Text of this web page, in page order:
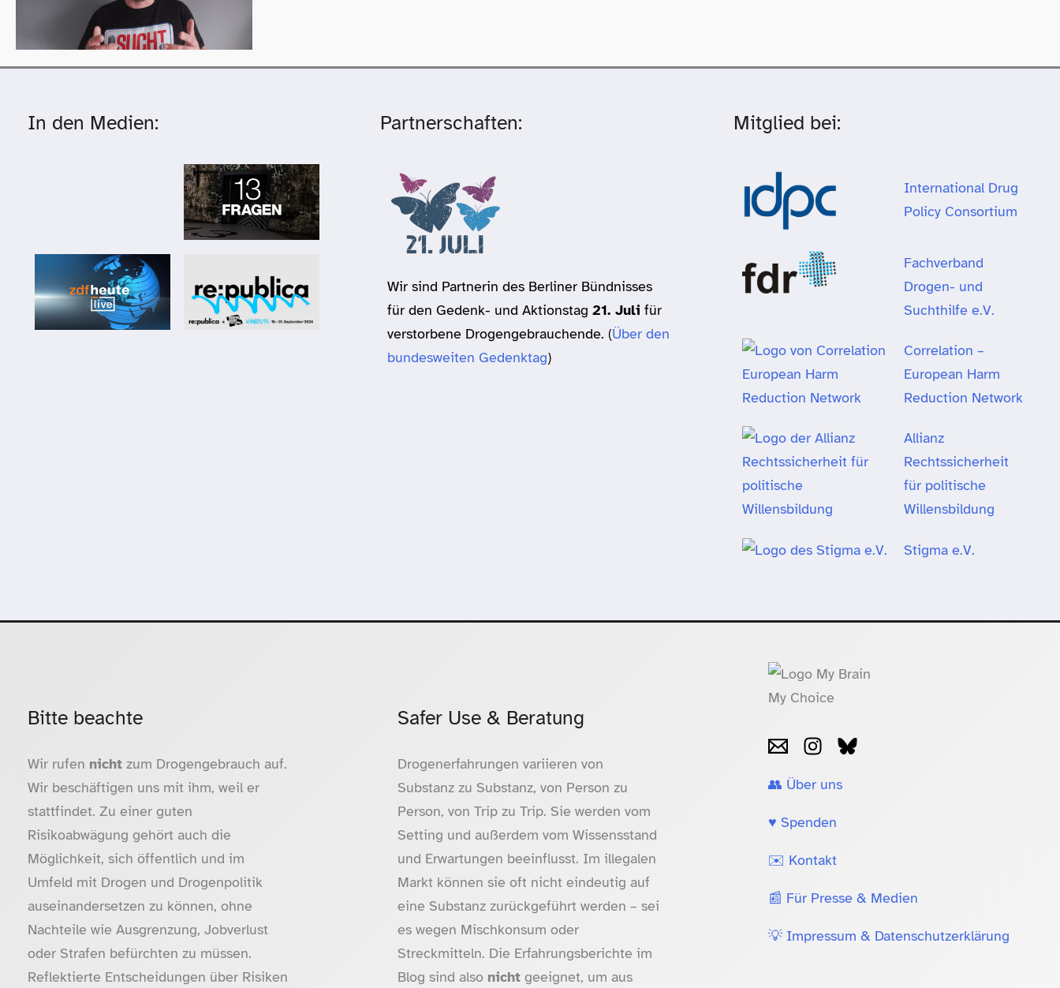
In den Medien: Partnerschaften:
Wir sind Partnerin des Berliner Bündnisses
für den Gedenk- und Aktionstag21. Juli für
verstorbene Drogengebrauchende. (Über den
bundesweiten Gedenktag)
Mitglied bei:
International Drug
Policy Consortium
Fachverband
Drogen- und
Suchthilfe e.V.
Correlation –
European Harm
Reduction Network
Allianz
Rechtssicherheit
für politische
Willensbildung
Stigma e.V.
Bitte beachte
Wir rufen nicht zum Drogengebrauch auf.
Wir beschäftigen uns mit ihm, weil er
stattfindet. Zu einer guten
Risikoabwägung gehört auch die
Möglichkeit, sich öffentlich und im
Umfeld mit Drogen und Drogenpolitik
auseinandersetzen zu können, ohne
Nachteile wie Ausgrenzung, Jobverlust
oder Strafen befürchten zu müssen.
Reflektierte Entscheidungen über Risiken
Safer Use & Beratung
Drogenerfahrungen variieren von
Substanz zu Substanz, von Person zu
Person, von Trip zu Trip. Sie werden vom
Setting und außerdem vom Wissensstand
und Erwartungen beeinflusst. Im illegalen
Markt können sie oft nicht eindeutig auf
eine Substanz zurückgeführt werden – sei
es wegen Mischkonsum oder
Streckmitteln. Die Erfahrungsberichte im
Blog sind also nicht geeignet, um aus
👥 Über uns
♥️ Spenden
✉️ Kontakt
📰 Für Presse & Medien
💡 Impressum & Datenschutzerklärung